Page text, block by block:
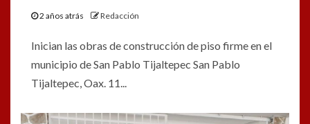
2 años atrás Redacción
Inician las obras de construcción de piso firme en el
municipio de San Pablo Tijaltepec San Pablo
Tijaltepec, Oax. 11...